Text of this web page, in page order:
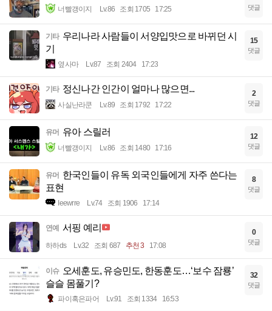
너빨갱이지 Lv.86 조회 1705 17:25 댓글
기타 우리나라 사람들이 서양입맛으로 바뀌던 시
기
옆사마 Lv.87 조회 2404 17:23
15
댓글
기타 정신나간 인간이 얼마나 많으면...
사실난라쿤 Lv.89 조회 1792 17:22
2
댓글
유머 유아 스릴러
너빨갱이지 Lv.86 조회 1480 17:16
12
댓글
유머 한국인들이 유독 외국인들에게 자주 쓴다는
표현
Ieewrre Lv.74 조회 1906 17:14
8
댓글
연예 서핑 예리
하하ds Lv.32 조회 687 추천 3 17:08
0
댓글
이슈 오세훈도, 유승민도, 한동훈도…‘보수 잠룡’
슬슬 몸풀기?
파이혹은파어 Lv.91 조회 1334 16:53
32
댓글